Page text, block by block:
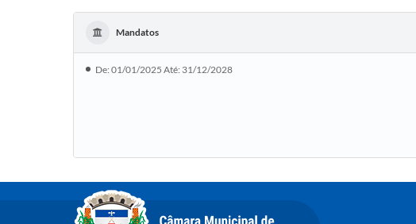
Mandatos
De: 01/01/2025 Até: 31/12/2028